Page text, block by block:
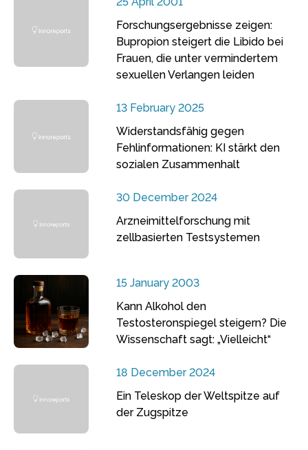
Forschungsergebnisse zeigen:
Bupropion steigert die Libido bei
Frauen, die unter vermindertem
sexuellen Verlangen leiden
13 February 2025
Widerstandsfähig gegen
Fehlinformationen: KI stärkt den
sozialen Zusammenhalt
30 December 2024
Arzneimittelforschung mit
zellbasierten Testsystemen
15 January 2003
Kann Alkohol den
Testosteronspiegel steigern? Die
Wissenschaft sagt: „Vielleicht“
18 December 2024
Ein Teleskop der Weltspitze auf
der Zugspitze